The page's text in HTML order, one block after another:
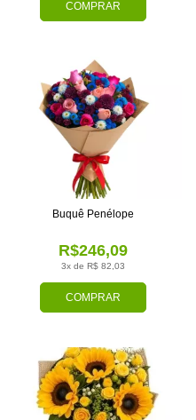
COMPRAR
COMPRAR
3x de R$ 82,03
R$246,09
Buquê Penélope